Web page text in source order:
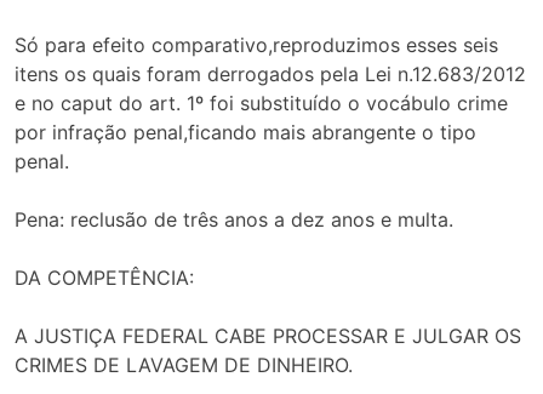
Só para efeito comparativo,reproduzimos esses seis
itens os quais foram derrogados pela Lei n.12.683/2012
e no caput do art. 1º foi substituído o vocábulo crime
por infração penal,ficando mais abrangente o tipo
penal.
Pena: reclusão de três anos a dez anos e multa.
DA COMPETÊNCIA:
A JUSTIÇA FEDERAL CABE PROCESSAR E JULGAR OS
CRIMES DE LAVAGEM DE DINHEIRO.